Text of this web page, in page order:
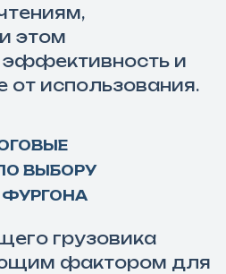
этом
и
от использования.
ВЫБОРУ
грузовика
фактором для